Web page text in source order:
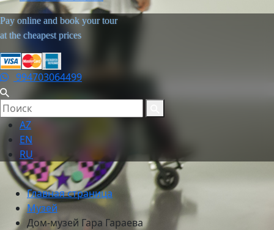
Pay online and book your tour
at the cheapest prices
994703064499
AZ
EN
RU
Главная страница
Музей
Дом-музей Гара Гараева